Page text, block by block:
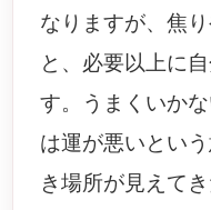
なりますが、焦
と、必要以上に
す。うまくいか
は運が悪いとい
き場所が見えて